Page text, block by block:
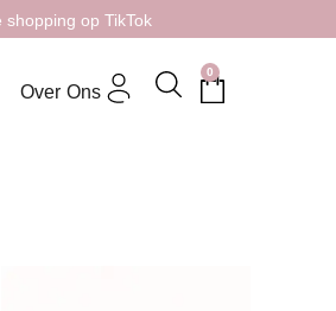
shopping op TikTok
Over Ons
0